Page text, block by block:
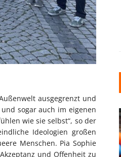
ausgegrenzt und
sogar auch im eigenen
wie sie selbst“, so der
Ideologien großen
Menschen. Pia Sophie
und Offenheit zu